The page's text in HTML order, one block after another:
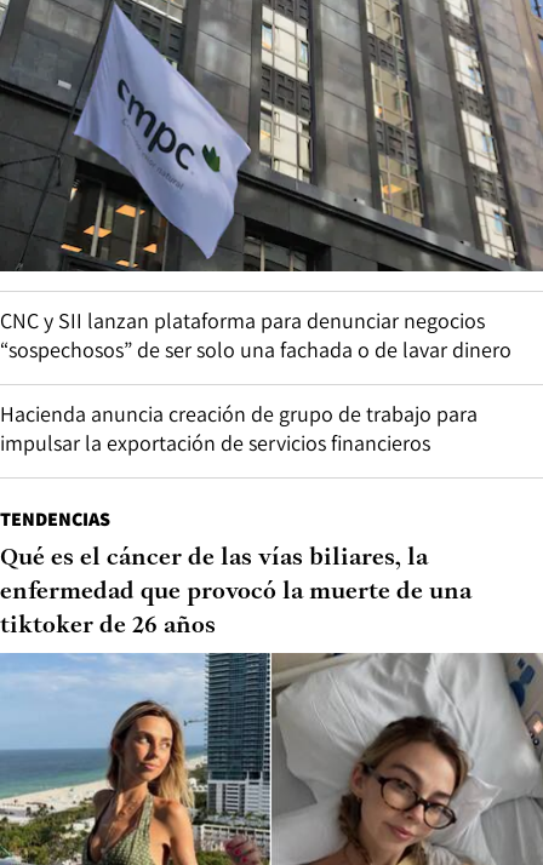
CNC y SII lanzan plataforma para denunciar negocios
“sospechosos” de ser solo una fachada o de lavar dinero
Hacienda anuncia creación de grupo de trabajo para
impulsar la exportación de servicios financieros
TENDENCIAS
Qué es el cáncer de las vías biliares, la
enfermedad que provocó la muerte de una
tiktoker de 26 años